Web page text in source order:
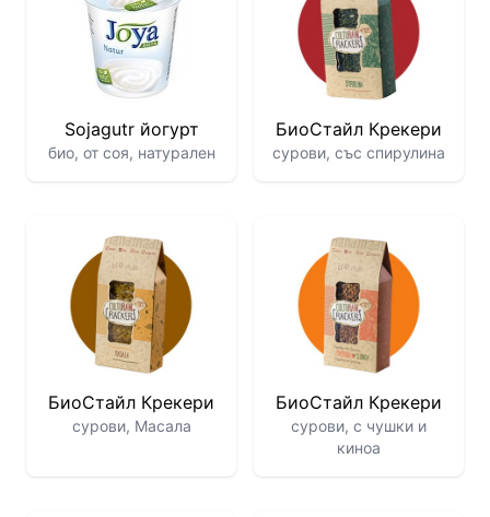
Sojagutr йогурт
био, от соя, натурален
БиоСтайл Крекери
сурови, със спирулина
БиоСтайл Крекери
сурови, Масала
БиоСтайл Крекери
сурови, с чушки и
киноа